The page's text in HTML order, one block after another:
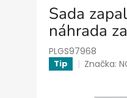
Sada
náhrada
PLGS97968
Tip Značka: